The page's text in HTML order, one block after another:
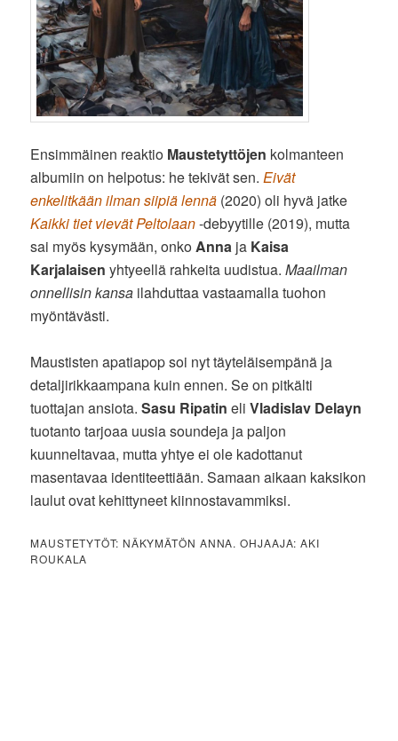
Ensimmäinen reaktio Maustetyttöjen kolmanteen
albumiin on helpotus: he tekivät sen. Eivät
enkelitkään ilman siipiä lennä (2020) oli hyvä jatke
Kaikki tiet vievät Peltolaan-debyytille (2019), mutta
sai myös kysymään, onko Anna ja Kaisa
Karjalaisen yhtyeellä rahkeita uudistua.Maailman
onnellisin kansa ilahduttaa vastaamalla tuohon
myöntävästi.
Maustisten apatiapop soi nyt täyteläisempänä ja
detaljirikkaampana kuin ennen. Se on pitkälti
tuottajan ansiota.Sasu Ripatin eliVladislav Delayn
tuotanto tarjoaa uusia soundeja ja paljon
kuunneltavaa, mutta yhtye ei ole kadottanut
masentavaa identiteettiään. Samaan aikaan kaksikon
laulut ovat kehittyneet kiinnostavammiksi.
MAUSTETYTÖT: NÄKYMÄTÖN ANNA. OHJAAJA: AKI
ROUKALA